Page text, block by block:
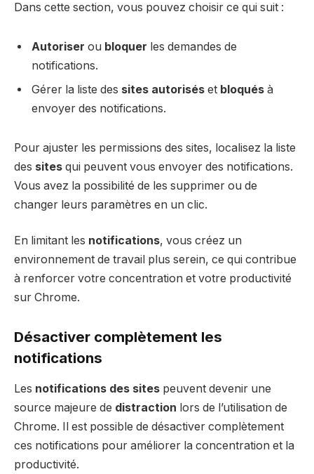
Dans cette section, vous pouvez choisir ce qui suit :
Autoriser ou bloquer les demandes de
notifications.
Gérer la liste des sites autorisés et bloqués à
envoyer des notifications.
Pour ajuster les permissions des sites, localisez la liste
des sites qui peuvent vous envoyer des notifications.
Vous avez la possibilité de les supprimer ou de
changer leurs paramètres en un clic.
En limitant les notifications, vous créez un
environnement de travail plus serein, ce qui contribue
à renforcer votre concentration et votre productivité
sur Chrome.
Désactiver complètement les
notifications
Les notifications des sites peuvent devenir une
source majeure de distraction lors de l’utilisation de
Chrome. Il est possible de désactiver complètement
ces notifications pour améliorer la concentration et la
productivité.